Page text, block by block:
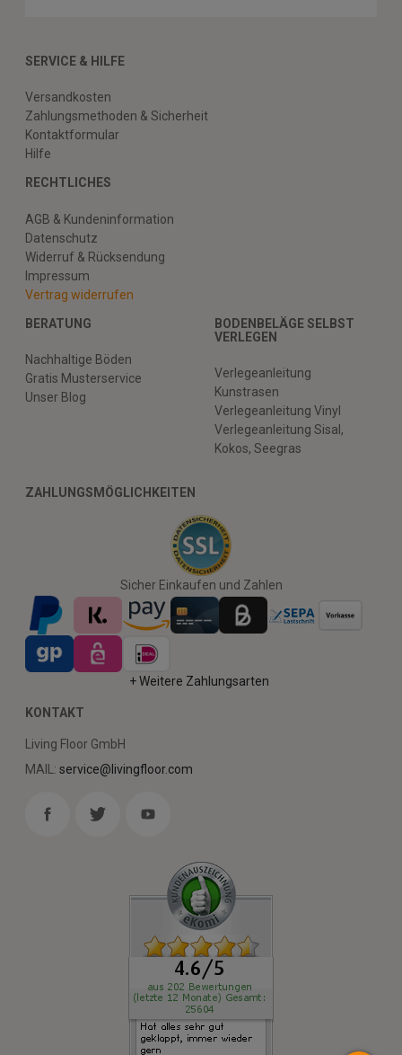
SERVICE & HILFE
Versandkosten
Zahlungsmethoden & Sicherheit
Kontaktformular
Hilfe
RECHTLICHES
AGB & Kundeninformation
Datenschutz
Widerruf & Rücksendung
Impressum
Vertrag widerrufen
BERATUNG
Nachhaltige Böden
Gratis Musterservice
Unser Blog
BODENBELÄGE SELBST
VERLEGEN
Verlegeanleitung
Kunstrasen
Verlegeanleitung Vinyl
Verlegeanleitung Sisal,
Kokos, Seegras
ZAHLUNGSMÖGLICHKEITEN
Sicher Einkaufen und Zahlen
+ Weitere Zahlungsarten
KONTAKT
Living Floor GmbH
MAIL: service@livingfloor.com